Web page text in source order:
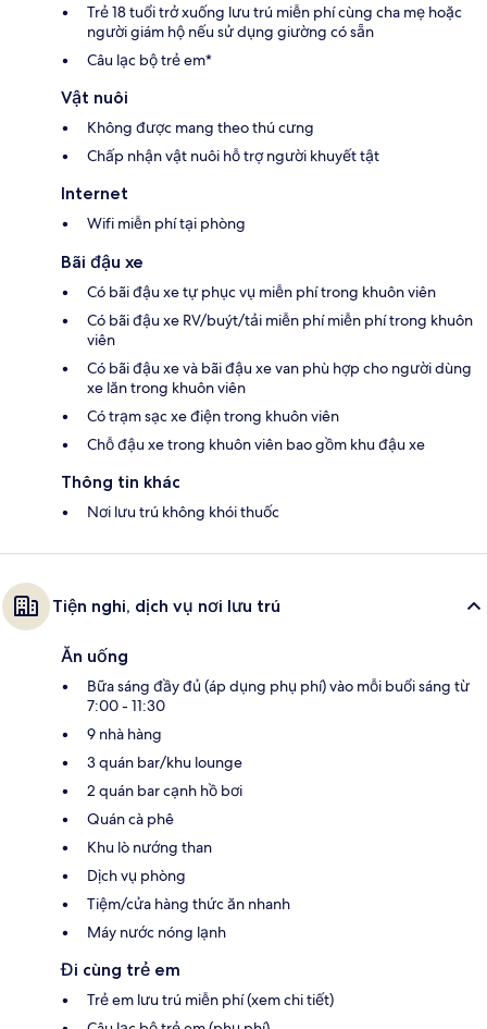
Trẻ 18 tuổi trở xuống lưu trú miễn phí cùng cha mẹ hoặc
người giám hộ nếu sử dụng giường có sẵn
Câu lạc bộ trẻ em*
Vật nuôi
Không được mang theo thú cưng
Chấp nhận vật nuôi hỗ trợ người khuyết tật
Internet
Wifi miễn phí tại phòng
Bãi đậu xe
Có bãi đậu xe tự phục vụ miễn phí trong khuôn viên
Có bãi đậu xe RV/buýt/tải miễn phí miễn phí trong khuôn
viên
Có bãi đậu xe và bãi đậu xe van phù hợp cho người dùng
xe lăn trong khuôn viên
Có trạm sạc xe điện trong khuôn viên
Chỗ đậu xe trong khuôn viên bao gồm khu đậu xe
Thông tin khác
Nơi lưu trú không khói thuốc
Tiện nghi, dịch vụ nơi lưu trú
Ăn uống
Bữa sáng đầy đủ (áp dụng phụ phí) vào mỗi buổi sáng từ
7:00 - 11:30
9 nhà hàng
3 quán bar/khu lounge
2 quán bar cạnh hồ bơi
Quán cà phê
Khu lò nướng than
Dịch vụ phòng
Tiệm/cửa hàng thức ăn nhanh
Máy nước nóng lạnh
Đi cùng trẻ em
Trẻ em lưu trú miễn phí (xem chi tiết)